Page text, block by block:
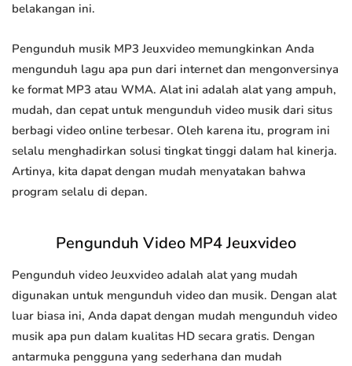
belakangan ini.
Pengunduh musik MP3 Jeuxvideo memungkinkan Anda
mengunduh lagu apa pun dari internet dan mengonversinya
ke format MP3 atau WMA. Alat ini adalah alat yang ampuh,
mudah, dan cepat untuk mengunduh video musik dari situs
berbagi video online terbesar. Oleh karena itu, program ini
selalu menghadirkan solusi tingkat tinggi dalam hal kinerja.
Artinya, kita dapat dengan mudah menyatakan bahwa
program selalu di depan.
Pengunduh Video MP4 Jeuxvideo
Pengunduh video Jeuxvideo adalah alat yang mudah
digunakan untuk mengunduh video dan musik. Dengan alat
luar biasa ini, Anda dapat dengan mudah mengunduh video
musik apa pun dalam kualitas HD secara gratis. Dengan
antarmuka pengguna yang sederhana dan mudah